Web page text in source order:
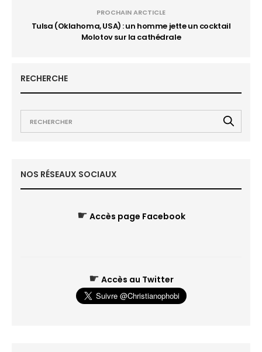
PROCHAIN ARCTICLE
Tulsa (Oklahoma, USA) : un homme jette un cocktail
Molotov sur la cathédrale
RECHERCHE
NOS RÉSEAUX SOCIAUX
☛ Accès page Facebook
☛ Accès au Twitter